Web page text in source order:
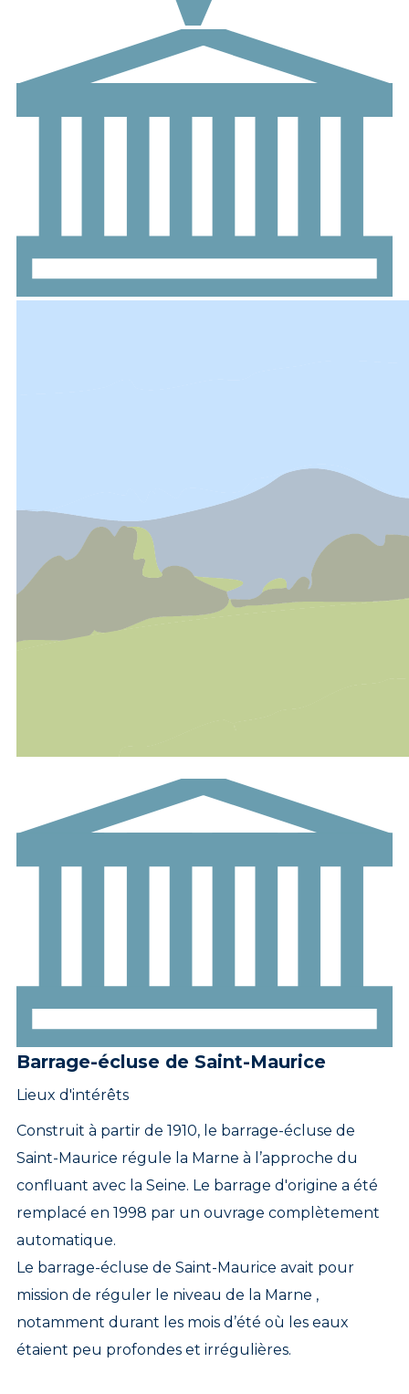
Barrage-écluse de Saint-Maurice
Lieux d'intérêts
Construit à partir de 1910, le barrage-écluse de
Saint-Maurice régule la Marne à l’approche du
confluant avec la Seine. Le barrage d'origine a été
remplacé en 1998 par un ouvrage complètement
automatique.
Le barrage-écluse de Saint-Maurice avait pour
mission de réguler le niveau de la Marne ,
notamment durant les mois d’été où les eaux
étaient peu profondes et irrégulières.